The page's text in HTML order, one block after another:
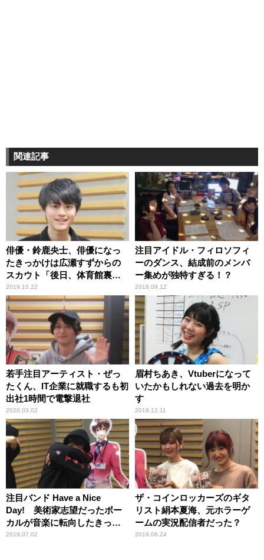
関連記事
俳優・鈴鹿央士、俳優になっ
たきっかけは広瀬すずからの
スカウト「後日、体育館裏
で……」
2019.10.22
注目アイドル・フィロソフィ
ーのダンス、結成前のメンバ
ー集めが独特すぎる！？
2018.09.12
若手注目アーティスト・ぜっ
たくん、IT企業に就職するも初
出社1時間で電撃退社
2020.03.02
眉村ちあき、Vtuberになって
いたかもしれない過去を明か
す
2019.12.11
注目バンド Have a Nice
Day! 美術家志望だったボー
カルが音楽に転向したきっか
け
2019.07.02
ザ・コインロッカーズのギタ
リスト絹本夏海、元ホラーゲ
ームの実況配信者だった？
2019.06.24